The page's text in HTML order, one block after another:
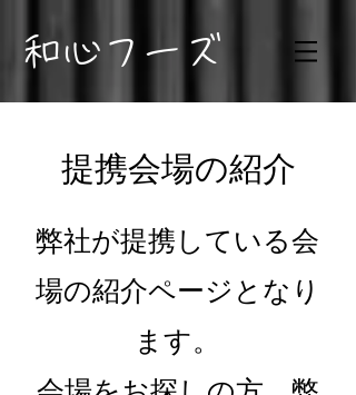
​和心フーズ
​提携会場の紹介
弊社が提携している会
場の紹介ページとなり
ます。